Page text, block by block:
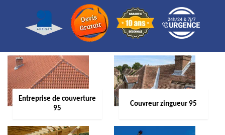
Entreprise de couverture
95
Couvreur zingueur 95